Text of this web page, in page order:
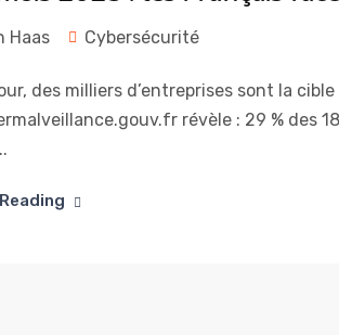
Haas Cybersécurité
des milliers d’entreprises sont la
révèle : 29 % des